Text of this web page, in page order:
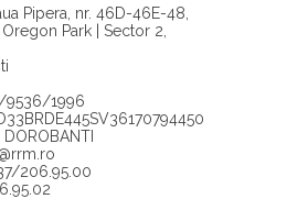
Pipera, nr. 46D-46E-48,
Park | Sector 2,
1996
DOROBANTI
206.95.00